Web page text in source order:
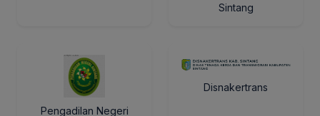
Sintang
Pengadilan Negeri
Disnakertrans